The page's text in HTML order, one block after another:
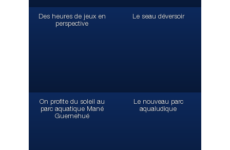
Des heures de jeux en
perspective
Le seau déversoir
On profite du soleil au
parc aquatique Mané
Guernehué
Le nouveau parc
aqualudique